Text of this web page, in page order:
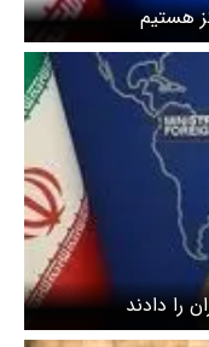
هستیم